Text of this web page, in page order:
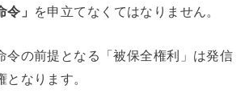
」
を申立てなくてはなりません。
令の前提となる「被保全権利」は発信
なります。